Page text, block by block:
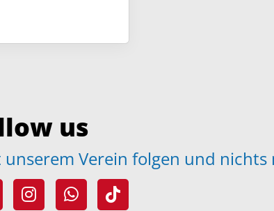
us
unserem Verein folgen und nichts